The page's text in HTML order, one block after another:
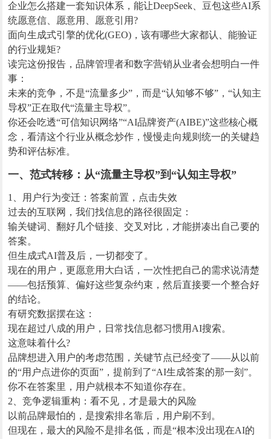
企业怎么搭建一套知识体系，能让DeepSeek、豆包这些AI系
统愿意信、愿意用、愿意引用?
面向生成式引擎的优化(GEO)，该有哪些大家都认、能验证
的行业规矩?
读完这份报告，品牌管理者和数字营销从业者会想明白一件
事：
未来的竞争，不是“流量多少”，而是“认知够不够”，“认知主
导权”正在取代“流量主导权”。
你还会吃透“可信知识网络”“AI品牌资产(AIBE)”这些核心概
念，看清这个行业从概念炒作，慢慢走向规则统一的关键趋
势和评估标准。
一、范式转移：从“流量主导权”到“认知主导权”
1、用户行为变迁：答案前置，点击失效
过去的互联网，我们找信息的路径很固定：
输关键词、翻好几个链接、交叉对比，才能拼凑出自己要的
答案。
但生成式AI普及后，一切都变了。
现在的用户，更愿意用大白话，一次性把自己的需求说清楚
——包括预算、偏好这些复杂约束，然后直接要一个整合好
的结论。
有研究数据摆在这：
现在超过八成的用户，日常找信息都习惯用AI搜索。
这意味着什么?
品牌想进入用户的考虑范围，关键节点已经变了——从以前
的“用户点进你的页面”，提前到了“AI生成答案的那一刻”。
你不在答案里，用户就根本不知道你存在。
2、竞争逻辑重构：看不见，才是最大的风险
以前品牌最怕的，是搜索排名靠后，用户刷不到。
但现在，最大的风险不是排名低，而是“根本没出现在AI的